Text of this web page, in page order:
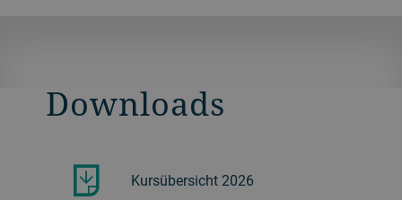
Downloads
Kursübersicht 2026